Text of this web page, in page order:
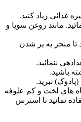
مانند روغن سويا و
تا منجر به پر شدن
هاي لخت و کم علوفه
نمائيد تا استرس